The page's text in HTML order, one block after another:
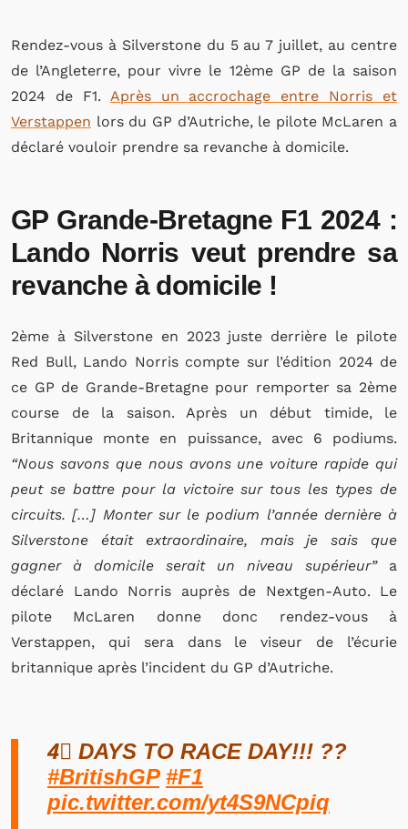
Rendez-vous à Silverstone du 5 au 7 juillet, au centre
de l’Angleterre, pour vivre le 12ème GP de la saison
2024 de F1. Après un accrochage entre Norris et
Verstappen lors du GP d’Autriche, le pilote McLaren a
déclaré vouloir prendre sa revanche à domicile.
GP Grande-Bretagne F1 2024 :
Lando Norris veut prendre sa
revanche à domicile !
2ème à Silverstone en 2023 juste derrière le pilote
Red Bull, Lando Norris compte sur l’édition 2024 de
ce GP de Grande-Bretagne pour remporter sa 2ème
course de la saison. Après un début timide, le
Britannique monte en puissance, avec 6 podiums.
“Nous savons que nous avons une voiture rapide qui
peut se battre pour la victoire sur tous les types de
circuits. […] Monter sur le podium l’année dernière à
Silverstone était extraordinaire, mais je sais que
gagner à domicile serait un niveau supérieur”a
déclaré Lando Norris auprès de Nextgen-Auto. Le
pilote McLaren donne donc rendez-vous à
Verstappen, qui sera dans le viseur de l’écurie
britannique après l’incident du GP d’Autriche.
4⃣ DAYS TO RACE DAY!!! ??
#BritishGP #F1
pic.twitter.com/yt4S9NCpiq